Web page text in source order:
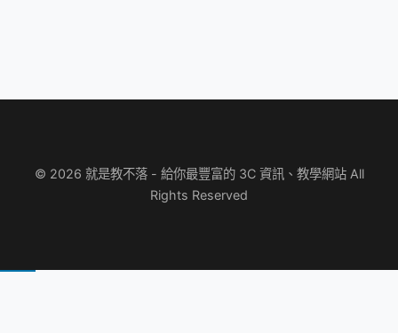
© 2026 就是教不落 - 給你最豐富的 3C 資訊、教學網站 All
Rights Reserved